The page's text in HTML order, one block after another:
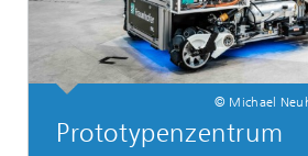
© Michael
Prototypenzentrum